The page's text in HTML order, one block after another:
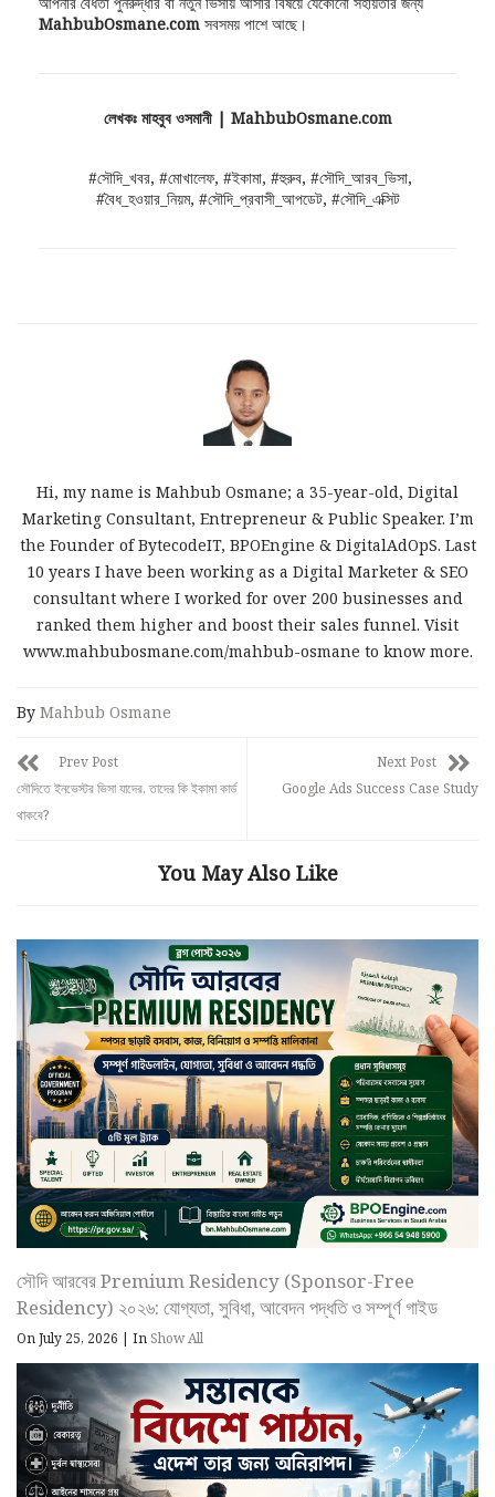
MahbubOsmane.com সবসময় পাশে আছে।
লেখকঃ মাহবুব ওসমানী | MahbubOsmane.com
#সৌদি_খবর, #মোখালেফ, #ইকামা, #হুরুব, #সৌদি_আরব_ভিসা,
#বৈধ_হওয়ার_নিয়ম, #সৌদি_প্রবাসী_আপডেট, #সৌদি_এক্সিট
Hi, my name is Mahbub Osmane; a 35-year-old, Digital
Marketing Consultant, Entrepreneur & Public Speaker. I’m
the Founder of BytecodeIT, BPOEngine & DigitalAdOpS. Last
10 years I have been working as a Digital Marketer & SEO
consultant where I worked for over 200 businesses and
ranked them higher and boost their sales funnel. Visit
www.mahbubosmane.com/mahbub-osmane to know more.
By Mahbub Osmane
Prev Post
সৌদিতে ইনভেস্টর ভিসা যাদের, তাদের কি ইকামা কার্ড
থাকবে?
Next Post
Google Ads Success Case Study
You May Also Like
সৌদি আরবের Premium Residency (Sponsor-Free
Residency) ২০২৬: যোগ্যতা, সুবিধা, আবেদন পদ্ধতি ও সম্পূর্ণ গাইড
On July 25, 2026 | InShow All